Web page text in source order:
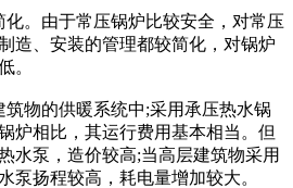
化。由于常压锅炉比较安全，对常压
造、安装的管理都较简化，对锅炉
。
筑物的供暖系统中;采用承压热水锅
炉相比，其运行费用基本相当。但
水泵，造价较高;当高层建筑物采用
泵扬程较高，耗电量增加较大。